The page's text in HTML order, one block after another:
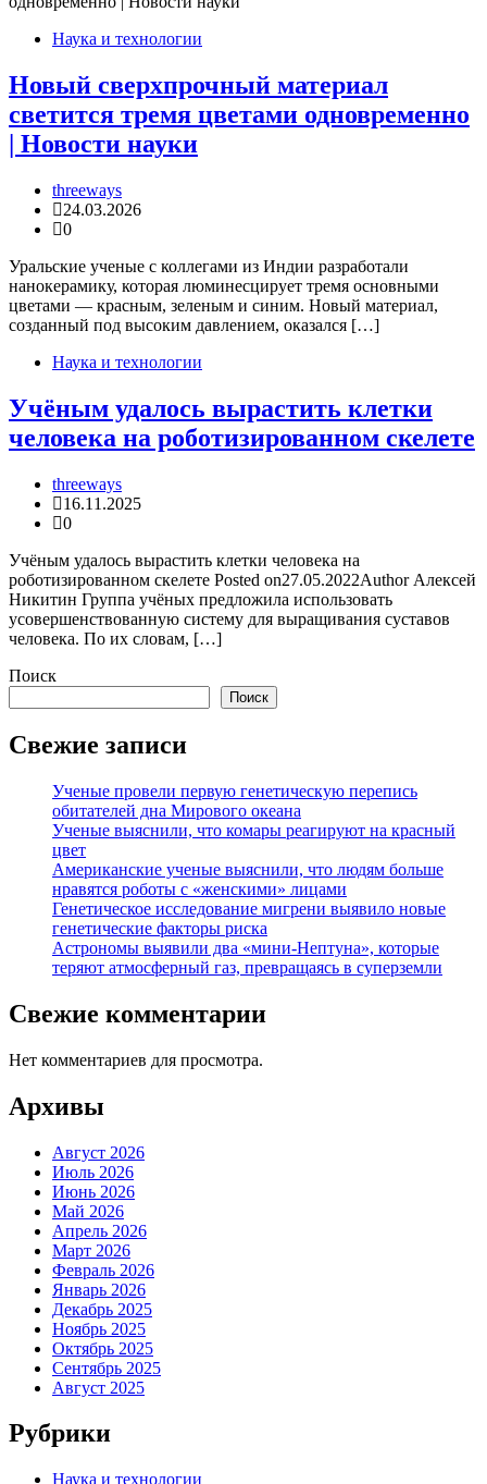
Наука и технологии
Новый сверхпрочный материал
светится тремя цветами одновременно
| Новости науки
threeways
24.03.2026
0
Уральские ученые с коллегами из Индии разработали
нанокерамику, которая люминесцирует тремя основными
цветами — красным, зеленым и синим. Новый материал,
созданный под высоким давлением, оказался […]
Наука и технологии
Учёным удалось вырастить клетки
человека на роботизированном скелете
threeways
16.11.2025
0
Учёным удалось вырастить клетки человека на
роботизированном скелете Posted on27.05.2022Author Алексей
Никитин Группа учёных предложила использовать
усовершенствованную систему для выращивания суставов
человека. По их словам, […]
Поиск
Поиск
Свежие записи
Ученые провели первую генетическую перепись
обитателей дна Мирового океана
Ученые выяснили, что комары реагируют на красный
цвет
Американские ученые выяснили, что людям больше
нравятся роботы с «женскими» лицами
Генетическое исследование мигрени выявило новые
генетические факторы риска
Астрономы выявили два «мини-Нептуна», которые
теряют атмосферный газ, превращаясь в суперземли
Свежие комментарии
Нет комментариев для просмотра.
Архивы
Август 2026
Июль 2026
Июнь 2026
Май 2026
Апрель 2026
Март 2026
Февраль 2026
Январь 2026
Декабрь 2025
Ноябрь 2025
Октябрь 2025
Сентябрь 2025
Август 2025
Рубрики
Наука и технологии